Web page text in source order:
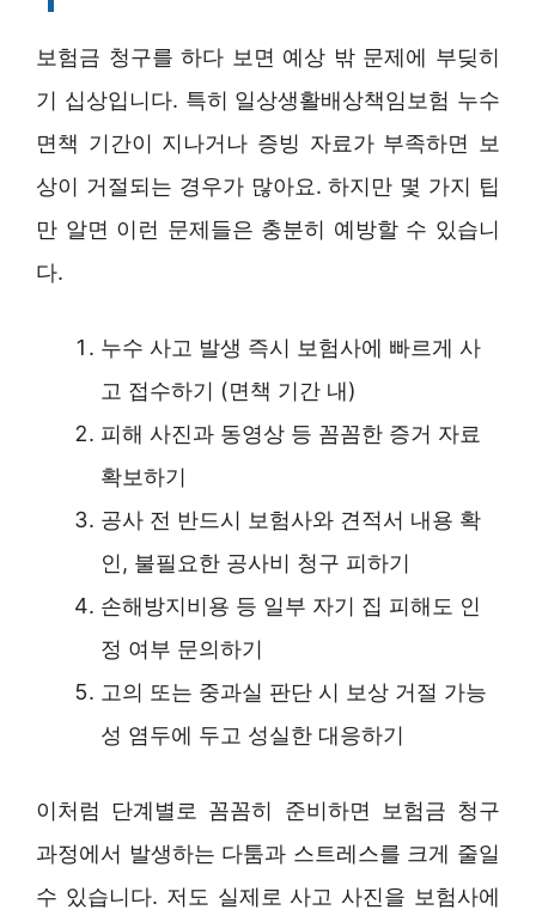
보험금 청구를 하다 보면 예상 밖 문제에 부딪히
기 십상입니다. 특히 일상생활배상책임보험 누수
면책 기간이 지나거나 증빙 자료가 부족하면 보
상이 거절되는 경우가 많아요. 하지만 몇 가지 팁
만 알면 이런 문제들은 충분히 예방할 수 있습니
다.
누수 사고 발생 즉시 보험사에 빠르게 사
고 접수하기 (면책 기간 내)
피해 사진과 동영상 등 꼼꼼한 증거 자료
확보하기
공사 전 반드시 보험사와 견적서 내용 확
인, 불필요한 공사비 청구 피하기
손해방지비용 등 일부 자기 집 피해도 인
정 여부 문의하기
고의 또는 중과실 판단 시 보상 거절 가능
성 염두에 두고 성실한 대응하기
이처럼 단계별로 꼼꼼히 준비하면 보험금 청구
과정에서 발생하는 다툼과 스트레스를 크게 줄일
수 있습니다. 저도 실제로 사고 사진을 보험사에